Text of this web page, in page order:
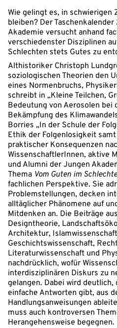
Wie gelingt es, in
bleiben? Der
Akademie versucht anhand
verschiedenster Disziplinen
Schlechten stets Gutes zu
Althistoriker Christoph
soziologischen Theorien den
eines Normenbruchs,
schreibt in „Kleine Teilchen,
Bedeutung von Aerosolen bei
Bekämpfung des
Borries „In der Schule der
Ethik der Folgenlosigkeit
praktischer Konsequenzen
WissenschaftlerInnen, aktive
und Alumni der Jungen
Thema Vom Guten im
fachlichen Perspektive. Sie
Problemstellungen, decken
alltäglicher Phänomene auf
Mitdenken an. Die Beiträge
Designtheorie,
Architektur,
Geschichtswissenschaft,
Literaturwissenschaft und
nachdrücklich, wofür
interdisziplinären Diskurs zu
gelangen. Dabei wird
einfache Antworten gibt, aus
Handlungsanweisungen
muss auch kontroversen
Herangehensweise begegnen.